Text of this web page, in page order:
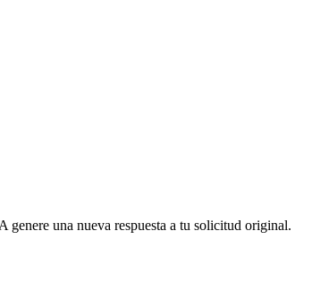
genere una nueva respuesta a tu solicitud original.